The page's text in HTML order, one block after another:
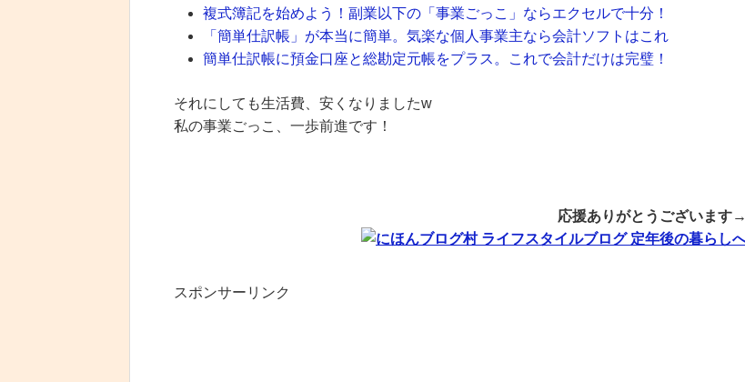
複式簿記を始めよう！副業以下の「事業ごっこ」ならエクセルで十分！
「簡単仕訳帳」が本当に簡単。気楽な個人事業主なら会計ソフトはこれ
簡単仕訳帳に預金口座と総勘定元帳をプラス。これで会計だけは完璧！
それにしても生活費、安くなりましたw
私の事業ごっこ、一歩前進です！
応援ありがとうございます→
スポンサーリンク